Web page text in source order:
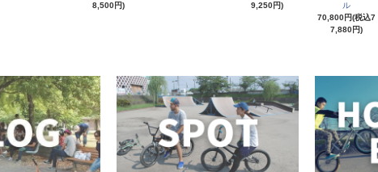
8,500円)
9,250円)
ル
70,800円(税込7
7,880円)